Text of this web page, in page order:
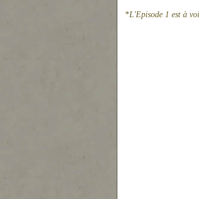
*L'Episode 1 est à